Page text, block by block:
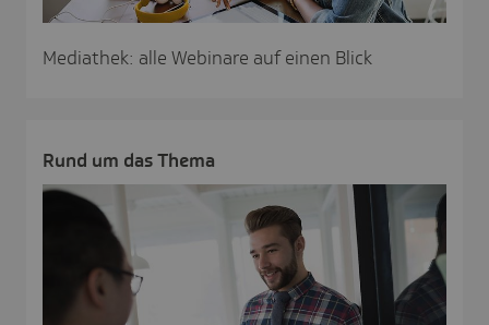
Mediathek: alle Webinare auf einen Blick
Rund um das Thema